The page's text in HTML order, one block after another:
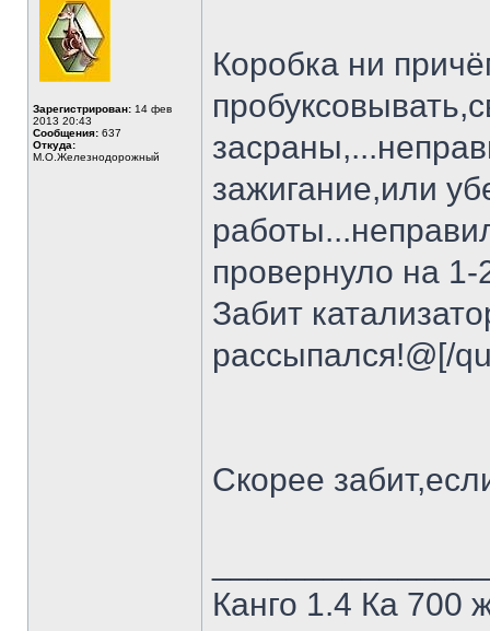
Зарегистрирован: 14 фев
2013 20:43
Сообщения: 637
Откуда:
М.О.Железнодорожный
Коробка ни
зажигание,или
провернуло на
Забит
рассыпался!@[/
Скорее
Канго 1.4 Ка 700